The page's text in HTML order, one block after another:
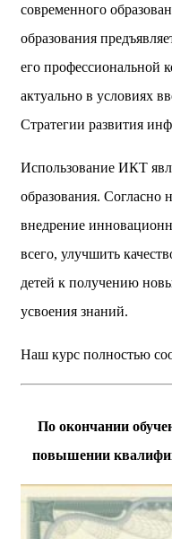
современного
образования
его профессиональной
актуально в условиях
Стратегии развития
Использование ИКТ
образования.
внедрение
всего, улучшить
детей к получению
усвоения знаний.
Наш курс полностью
По окончании
повышении